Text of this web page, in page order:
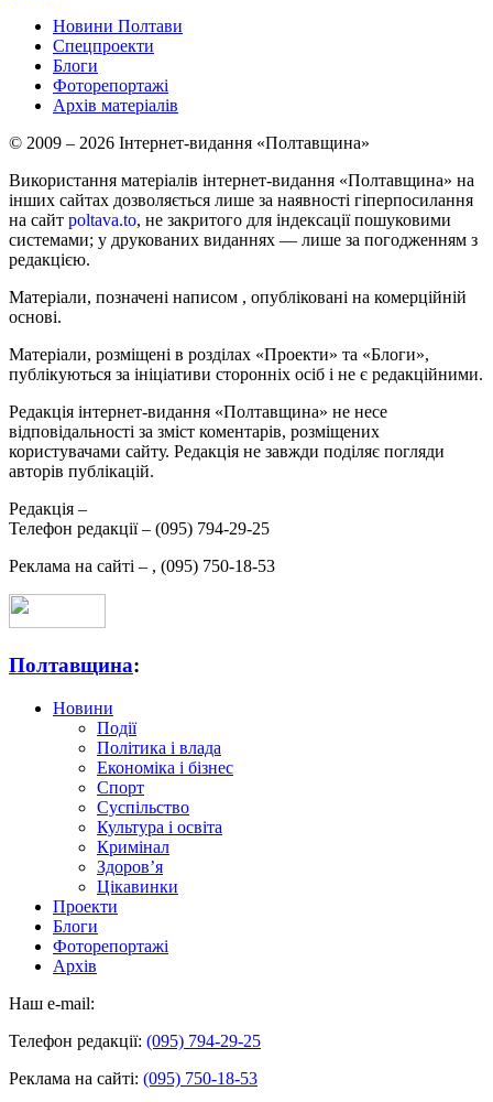
Новини Полтави
Спецпроекти
Блоги
Фоторепортажі
Архів матеріалів
© 2009 – 2026 Інтернет-видання «Полтавщина»
Використання матеріалів інтернет-видання «Полтавщина» на
інших сайтах дозволяється лише за наявності гіперпосилання
на сайт poltava.to, не закритого для індексації пошуковими
системами; у друкованих виданнях — лише за погодженням з
редакцією.
Матеріали, позначені написом , опубліковані на комерційній
основі.
Матеріали, розміщені в розділах «Проекти» та «Блоги»,
публікуються за ініціативи сторонніх осіб і не є редакційними.
Редакція інтернет-видання «Полтавщина» не несе
відповідальності за зміст коментарів, розміщених
користувачами сайту. Редакція не завжди поділяє погляди
авторів публікацій.
Редакція –
Телефон редакції – (095) 794-29-25
Реклама на сайті – , (095) 750-18-53
Полтавщина:
Новини
Події
Політика і влада
Економіка і бізнес
Спорт
Суспільство
Культура і освіта
Кримінал
Здоров’я
Цікавинки
Проекти
Блоги
Фоторепортажі
Архів
Наш e-mail:
Телефон редакції: (095) 794-29-25
Реклама на сайті: (095) 750-18-53